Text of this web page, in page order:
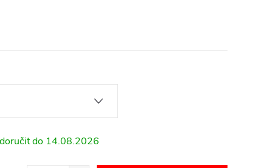
14.08.2026